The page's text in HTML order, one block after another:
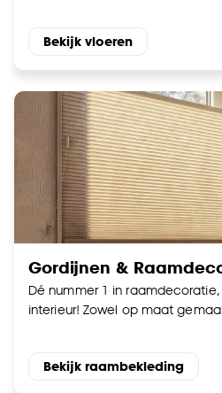
Bekijk vloeren
Gordijnen &
Dé nummer 1 in
interieur! Zowel op maat
Bekijk raambekleding